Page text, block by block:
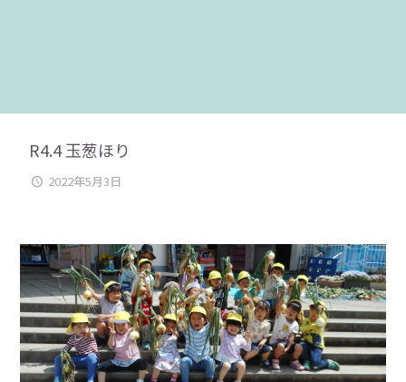
R4.4 玉葱ほり
2022年5月3日